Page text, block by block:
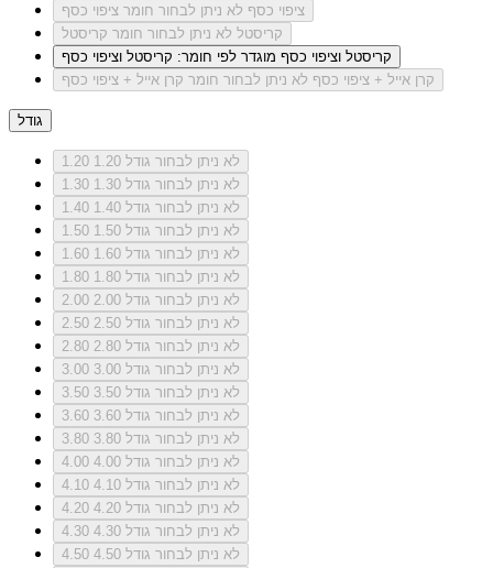
ציפוי כסף לא ניתן לבחור חומר ציפוי כסף
קריסטל לא ניתן לבחור חומר קריסטל
קריסטל וציפוי כסף מוגדר לפי חומר: קריסטל וציפוי כסף
קרן אייל + ציפוי כסף לא ניתן לבחור חומר קרן אייל + ציפוי כסף
גודל
1.20
לא ניתן לבחור גודל 1.20
1.30
לא ניתן לבחור גודל 1.30
1.40
לא ניתן לבחור גודל 1.40
1.50
לא ניתן לבחור גודל 1.50
1.60
לא ניתן לבחור גודל 1.60
1.80
לא ניתן לבחור גודל 1.80
2.00
לא ניתן לבחור גודל 2.00
2.50
לא ניתן לבחור גודל 2.50
2.80
לא ניתן לבחור גודל 2.80
3.00
לא ניתן לבחור גודל 3.00
3.50
לא ניתן לבחור גודל 3.50
3.60
לא ניתן לבחור גודל 3.60
3.80
לא ניתן לבחור גודל 3.80
4.00
לא ניתן לבחור גודל 4.00
4.10
לא ניתן לבחור גודל 4.10
4.20
לא ניתן לבחור גודל 4.20
4.30
לא ניתן לבחור גודל 4.30
4.50
לא ניתן לבחור גודל 4.50